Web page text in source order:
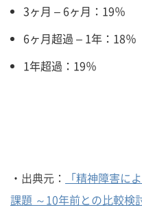
3ヶ月 – 6ヶ月：19％
6ヶ月超過 – 1年：18％
1年超過：19％
・出典元：
「精神障害に
課題 ～10年前との比較検